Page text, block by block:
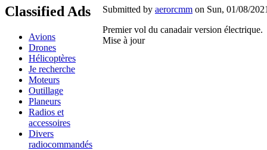
Classified Ads
Avions
Drones
Hélicoptères
Je recherche
Moteurs
Outillage
Planeurs
Radios et
accessoires
Divers
radiocommandés
Submitted by aerorcmm on Sun, 01/08/
Premier vol du canadair version électrique.
Mise à jour